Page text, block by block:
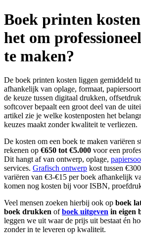
Boek printen
het om
te maken?
De boek printen kosten liggen gemiddeld
afhankelijk van oplage, formaat,
de keuze tussen digitaal drukken,
softcover bepaalt een groot deel van de
artikel zie je welke kostenposten het
keuzes maakt zonder kwaliteit te verliezen.
De kosten om een boek te maken variëren
rekenen op €650 tot €5.000 voor een
Dit hangt af van ontwerp, oplage,
services. Grafisch ontwerp kost tussen
variëren van €3-€15 per boek afhankelijk
komen nog kosten bij voor ISBN,
Veel mensen zoeken hierbij ook op boek
boek drukken ofboek uitgeven in eigen
leggen we uit waar de prijs uit bestaat én
zonder in te leveren op kwaliteit.